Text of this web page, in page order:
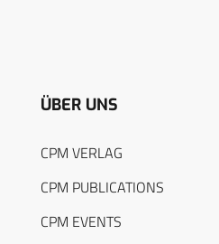
ÜBER UNS
CPM VERLAG
CPM PUBLICATIONS
CPM EVENTS